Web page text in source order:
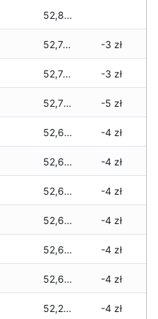
52,826 zł
52,744 zł -3 zł
52,744 zł -3 zł
52,709 zł -5 zł
52,674 zł -4 zł
52,674 zł -4 zł
52,674 zł -4 zł
52,615 zł -4 zł
52,615 zł -4 zł
52,615 zł -4 zł
52,277 zł -4 zł